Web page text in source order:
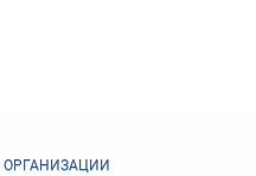
ОРГАНИЗАЦИИ